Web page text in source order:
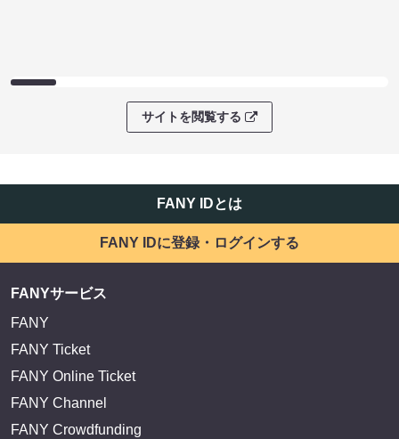
サイトを閲覧する
FANY IDとは
FANY IDに登録・ログインする
FANYサービス
FANY
FANY Ticket
FANY Online Ticket
FANY Channel
FANY Crowdfunding